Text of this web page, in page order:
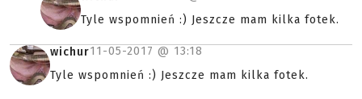
Tyle wspomnień :) Jeszcze mam kilka fotek.
wichur11-05-2017 @ 13:18
Tyle wspomnień :) Jeszcze mam kilka fotek.